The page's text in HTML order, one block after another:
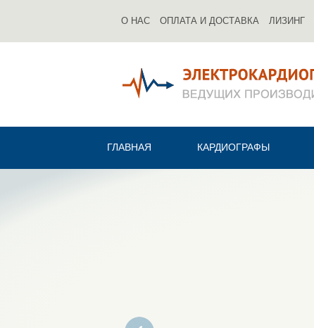
О НАС ОПЛАТА И ДОСТАВКА ЛИЗИНГ
ГЛАВНАЯ КАРДИОГРАФЫ